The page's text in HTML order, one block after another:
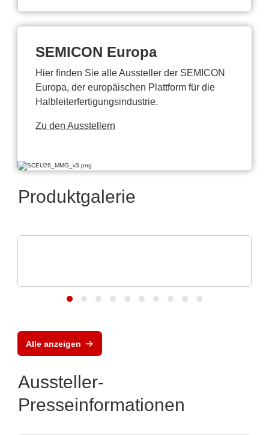
SEMICON Europa
Hier finden Sie alle Aussteller der SEMICON
Europa, der europäischen Plattform für die
Halbleiterfertigungsindustrie.
Zu den Ausstellern
Produktgalerie
Alle anzeigen
Aussteller-
Presseinformationen